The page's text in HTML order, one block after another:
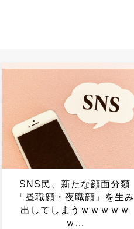
すき家でフリスビー頼んだ
らハートなんだけど、店員
からの遠回しな告白ってこ
と？？？？？...